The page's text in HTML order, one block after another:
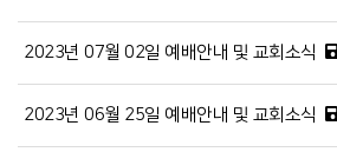
2023년 07월 02일 예배안내 및 교회소식
2023년 06월 25일 예배안내 및 교회소식